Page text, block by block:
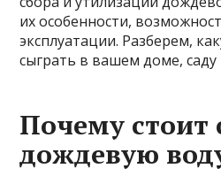
их особенности,
эксплуатации. Разберем,
сыграть в вашем доме,
Почему стоит
дождевую